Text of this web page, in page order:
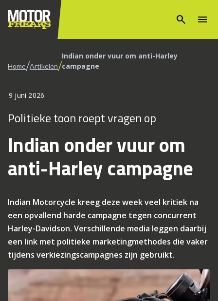
search menu
Home/Artikelen/Indian onder vuur om anti-Harley
campagne
9 juni 2026
Politieke toon roept vragen op
Indian onder vuur om
anti-Harley campagne
Indian Motorcycle kreeg deze week veel kritiek na
een opvallend harde campagne tegen concurrent
Harley-Davidson. Verschillende media leggen daarbij
een link met politieke marketingmethodes die vaker
tijdens verkiezingscampagnes zijn gebruikt.